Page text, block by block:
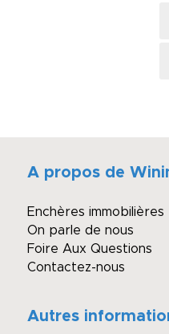
A propos de
Enchères immobilières
On parle de nous
Foire Aux Questions
Contactez-nous
Autres